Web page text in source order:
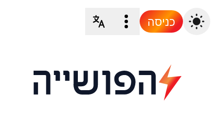
כניסה